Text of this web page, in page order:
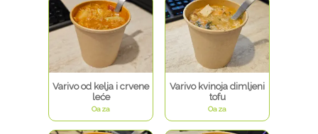
Varivo od kelja i crvene
leće
Oaza
Varivo kvinoja dimljeni
tofu
Oaza